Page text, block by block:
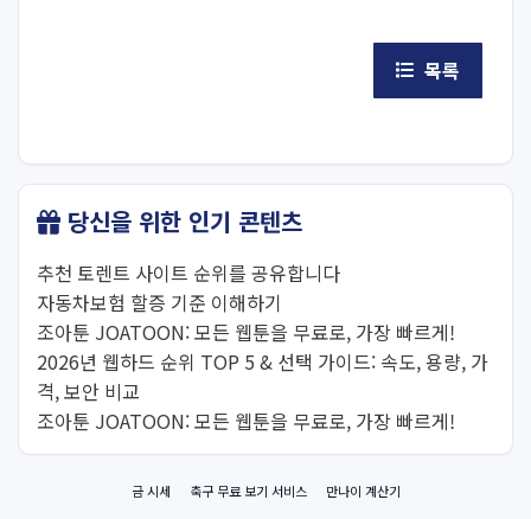
목록
당신을 위한 인기 콘텐츠
추천 토렌트 사이트 순위를 공유합니다
자동차보험 할증 기준 이해하기
조아툰 JOATOON: 모든 웹툰을 무료로, 가장 빠르게!
2026년 웹하드 순위 TOP 5 & 선택 가이드: 속도, 용량, 가
격, 보안 비교
조아툰 JOATOON: 모든 웹툰을 무료로, 가장 빠르게!
금 시세 축구 무료 보기 서비스 만나이 계산기